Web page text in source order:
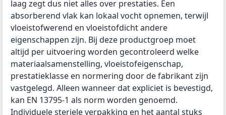
laag zegt dus niet alles over prestaties. Een
absorberend vlak kan lokaal vocht opnemen, terwijl
vloeistofwerend en vloeistofdicht andere
eigenschappen zijn. Bij deze productgroep moet
altijd per uitvoering worden gecontroleerd welke
materiaalsamenstelling, vloeistofeigenschap,
prestatieklasse en normering door de fabrikant zijn
vastgelegd. Alleen wanneer dat expliciet is bevestigd,
kan EN 13795-1 als norm worden genoemd.
Individuele steriele verpakking en het aantal stuks